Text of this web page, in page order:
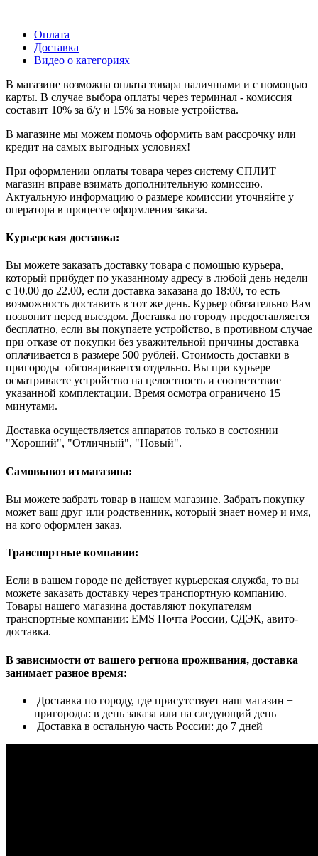
Оплата
Доставка
Видео о категориях
В магазине возможна оплата товара наличными и с помощью
карты. В случае выбора оплаты через терминал - комиссия
составит 10% за б/у и 15% за новые устройства.
В магазине мы можем помочь оформить вам рассрочку или
кредит на самых выгодных условиях!
При оформлении оплаты товара через систему СПЛИТ
магазин вправе взимать дополнительную комиссию.
Актуальную информацию о размере комиссии уточняйте у
оператора в процессе оформления заказа.
Курьерская доставка:
Вы можете заказать доставку товара с помощью курьера,
который прибудет по указанному адресу в любой день недели
с 10.00 до 22.00, если доставка заказана до 18:00, то есть
возможность доставить в тот же день. Курьер обязательно Вам
позвонит перед выездом. Доставка по городу предоставляется
бесплатно, если вы покупаете устройство, в противном случае
при отказе от покупки без уважительной причины доставка
оплачивается в размере 500 рублей. Стоимость доставки в
пригороды обговаривается отдельно. Вы при курьере
осматриваете устройство на целостность и соответствие
указанной комплектации. Время осмотра ограничено 15
минутами.
Доставка осуществляется аппаратов только в состоянии
"Хороший", "Отличный", "Новый".
Самовывоз из магазина:
Вы можете забрать товар в нашем магазине. Забрать покупку
может ваш друг или родственник, который знает номер и имя,
на кого оформлен заказ.
Транспортные компании:
Если в вашем городе не действует курьерская служба, то вы
можете заказать доставку через транспортную компанию.
Товары нашего магазина доставляют покупателям
транспортные компании: EMS Почта России, СДЭК, авито-
доставка.
В зависимости от вашего региона проживания, доставка
занимает разное время:
Доставка по городу, где присутствует наш магазин +
пригороды: в день заказа или на следующий день
Доставка в остальную часть России: до 7 дней